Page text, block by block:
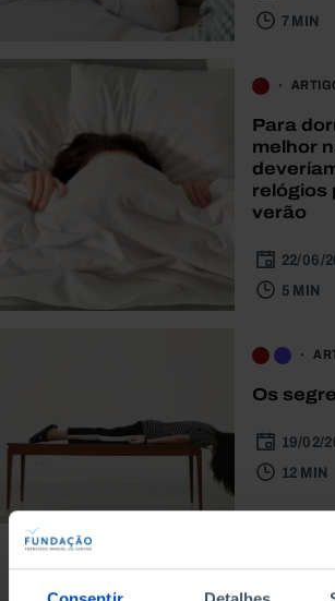
7 MIN
Para
melhor
relógios
verão
22/06/
5 MIN
Os
19/02/
12 MIN